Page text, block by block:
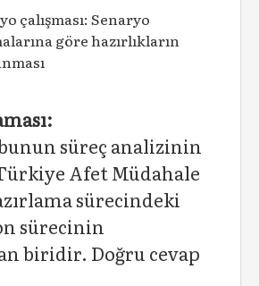
çalışması: Senaryo
göre hazırlıkların
süreç analizinin
Afet Müdahale
sürecindeki
sürecinin
biridir. Doğru cevap